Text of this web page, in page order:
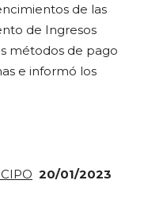
de las
de Ingresos
métodos de pago
e informó los
20/01/2023